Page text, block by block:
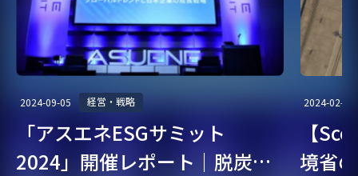
#SSBJ #サステナビリティ #PPA #地球温暖化
#第三者保証 #ESG #カーボンオフセット
#バイオマス #食品 #GXスキル標準
#FIP制度 #環境省 #ISO #再生可能エネルギー
2024-09-05 経営・戦略
「アスエネESGサミット
2024」開催レポート｜脱炭
2024-02-07
【
境省